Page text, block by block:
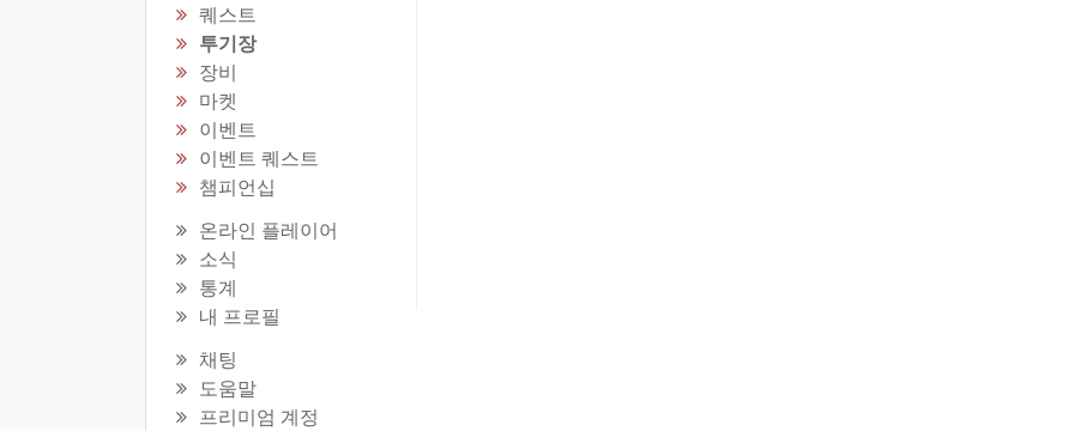
퀘스트
투기장
장비
마켓
이벤트
이벤트 퀘스트
챔피언십
온라인 플레이어
소식
통계
내 프로필
채팅
도움말
프리미엄 계정